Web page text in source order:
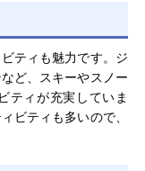
ティも魅力です。ジ
ど、スキーやスノー
ティが充実していま
ビティも多いので、